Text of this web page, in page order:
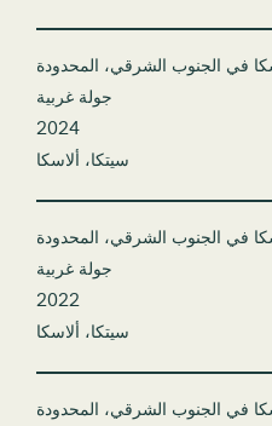
في الجنوب الشرقي، المحدودة
جولة غربية
2024
سيتكا، ألاسكا
في الجنوب الشرقي، المحدودة
جولة غربية
2022
سيتكا، ألاسكا
في الجنوب الشرقي، المحدودة